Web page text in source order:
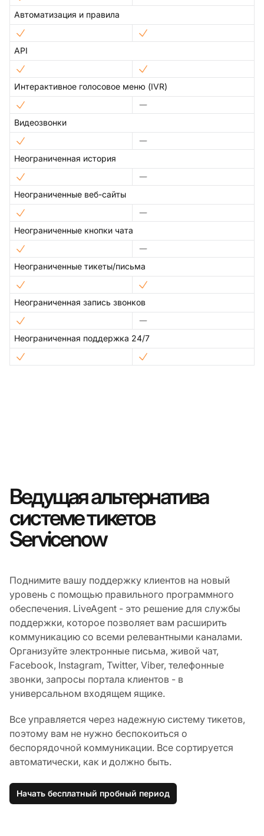
Автоматизация и правила
API
Интерактивное голосовое меню (IVR)
Видеозвонки
Неограниченная история
Неограниченные веб-сайты
Неограниченные кнопки чата
Неограниченные тикеты/письма
Неограниченная запись звонков
Неограниченная поддержка 24/7
Ведущая альтернатива
системе тикетов
Servicenow
Поднимите вашу поддержку клиентов на новый
уровень с помощью правильного программного
обеспечения. LiveAgent - это решение для службы
поддержки, которое позволяет вам расширить
коммуникацию со всеми релевантными каналами.
Организуйте электронные письма, живой чат,
Facebook, Instagram, Twitter, Viber, телефонные
звонки, запросы портала клиентов - в
универсальном входящем ящике.
Все управляется через надежную систему тикетов,
поэтому вам не нужно беспокоиться о
беспорядочной коммуникации. Все сортируется
автоматически, как и должно быть.
Начать бесплатный пробный период